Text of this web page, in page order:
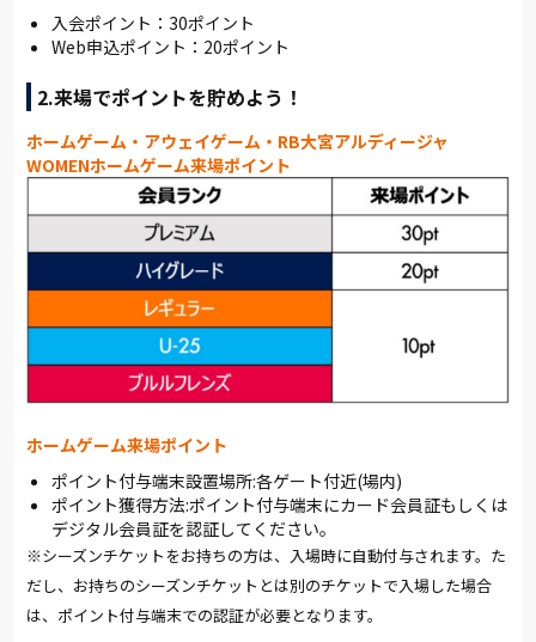
入会ポイント：30ポイント
Web申込ポイント：20ポイント
2.来場でポイントを貯めよう！
ホームゲーム・アウェイゲーム・RB大宮アルディージャ
WOMENホームゲーム来場ポイント
ホームゲーム来場ポイント
ポイント付与端末設置場所:各ゲート付近(場内)
ポイント獲得方法:ポイント付与端末にカード会員証もしくは
デジタル会員証を認証してください。
※シーズンチケットをお持ちの方は、入場時に自動付与されます。た
だし、お持ちのシーズンチケットとは別のチケットで入場した場合
は、ポイント付与端末での認証が必要となります。